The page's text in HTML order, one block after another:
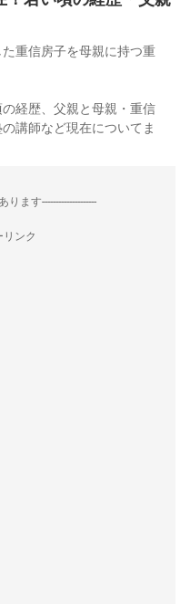
重信房子を母親に持つ重
経歴、父親と母親・重信
講師など現在についてま
ります--------------------
ンク